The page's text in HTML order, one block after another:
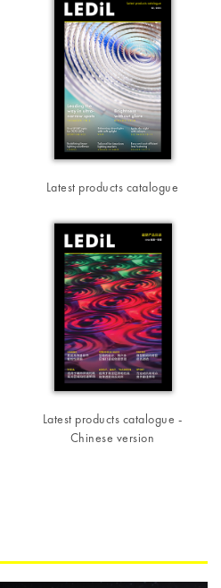
Latest products catalogue
Latest products catalogue -
Chinese version